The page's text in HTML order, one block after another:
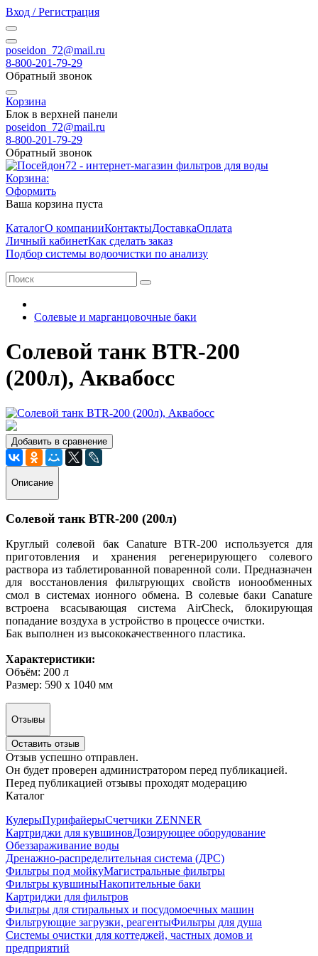
Вход / Регистрация
poseidon_72@mail.ru
8-800-201-79-29
Обратный звонок
Корзина
Блок в верхней панели
poseidon_72@mail.ru
8-800-201-79-29
Обратный звонок
Корзина:
Оформить
Ваша корзина пуста
КаталогО компанииКонтактыДоставкаОплата
Личный кабинетКак сделать заказ
Подбор системы водоочистки по анализу
Солевые и марганцовочные баки
Солевой танк BTR-200
(200л), Аквабосс
Добавить в сравнение
Описание
Солевой танк BTR-200 (200л)
Круглый солевой бак Canature BTR-200 используется для
приготовления и хранения регенерирующего солевого
раствора из таблетированной поваренной соли. Предназначен
для восстановления фильтрующих свойств ионообменных
смол в системах ионного обмена. В солевые баки Canature
встроена всасывающая система AirCheck, блокирующая
попадание воздуха в устройство в процессе очистки.
Бак выполнен из высококачественного пластика.
Характеристики:
Объём: 200 л
Размер: 590 х 1040 мм
Отзывы
Оставить отзыв
Отзыв успешно отправлен.
Он будет проверен администратором перед публикацией.
Перед публикацией отзывы проходят модерацию
Каталог
КулерыПурифайерыСчетчики ZENNER
Картриджи для кувшиновДозирующее оборудование
Обеззараживание воды
Дренажно-распределительная система (ДРС)
Фильтры под мойкуМагистральные фильтры
Фильтры кувшиныНакопительные баки
Картриджи для фильтров
Фильтры для стиральных и посудомоечных машин
Фильтрующие загрузки, реагентыФильтры для душа
Системы очистки для коттеджей, частных домов и
предприятий